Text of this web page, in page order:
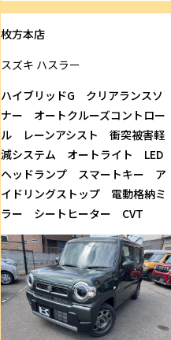
枚方本店
スズキ ハスラー
ハイブリッドG クリアランスソ
ナー オートクルーズコントロー
ル レーンアシスト 衝突被害軽
減システム オートライト LED
ヘッドランプ スマートキー ア
イドリングストップ 電動格納ミ
ラー シートヒーター CVT